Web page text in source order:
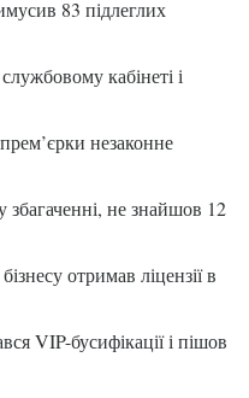
83 підлеглих
кабінеті і
незаконне
не знайшов 12
отримав ліцензії в
VIP-бусифікації і пішов